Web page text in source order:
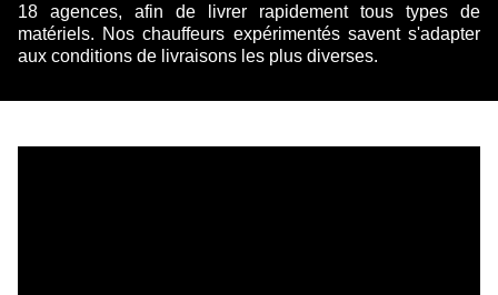
18 agences, afin de livrer rapidement tous types de
matériels. Nos chauffeurs expérimentés savent s'adapter
aux conditions de livraisons les plus diverses.